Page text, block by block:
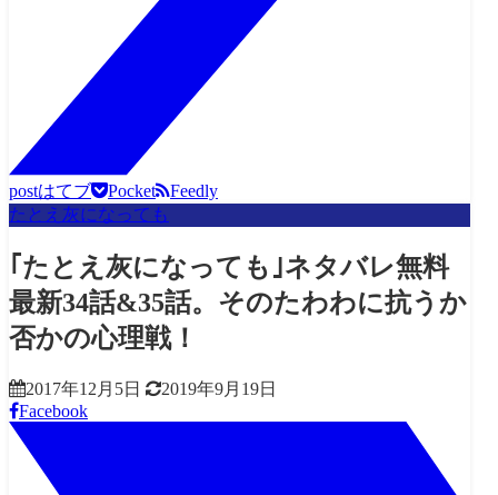
postはてブ Pocket
Feedly
たとえ灰になっても
｢たとえ灰になっても｣ネタバレ無料
最新34話&35話。そのたわわに抗うか
否かの心理戦！
2017年12月5日
2019年9月19日
Facebook